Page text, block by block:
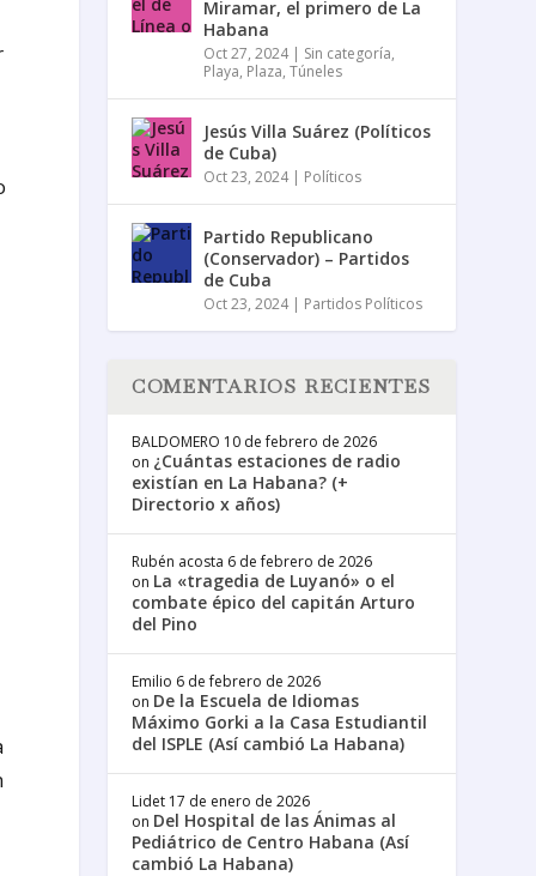
Miramar, el primero de La
Habana
Oct 27, 2024| Sin categoría,
Playa, Plaza,Túneles
Jesús Villa Suárez (Políticos
de Cuba)
Oct 23, 2024| Políticos
Partido Republicano
(Conservador) – Partidos
de Cuba
Oct 23, 2024| Partidos Políticos
COMENTARIOS RECIENTES
BALDOMERO 10 de febrero de 2026
on ¿Cuántas estaciones de radio
existían en La Habana? (+
Directorio x años)
Rubén acosta 6 de febrero de 2026
on La «tragedia de Luyanó» o el
combate épico del capitán Arturo
del Pino
Emilio 6 de febrero de 2026
on De la Escuela de Idiomas
Máximo Gorki a la Casa Estudiantil
del ISPLE (Así cambió La Habana)
Lidet 17 de enero de 2026
on Del Hospital de las Ánimas al
Pediátrico de Centro Habana (Así
cambió La Habana)